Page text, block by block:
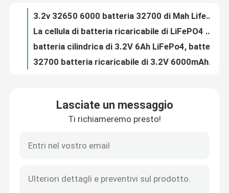
Fatory Tour
Controllo di qualità
LIFePO4 litio cilindrico Ion Battery 32650 32700 3.2V 6Ah
stoccaggio solare 10kWh di potere di 48V 200Ah di energia fotovoltaica portatile della parete
Il litio Ion Battery 100Ah 200Ah di Ess Lifepo4 48v ha impilato tutti in un ibrido del sistema
Lasciate un messaggio
Ti richiameremo presto!